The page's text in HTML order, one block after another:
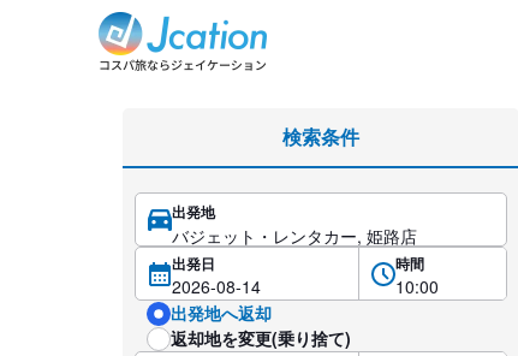
検索条件
出発地
出発日 時間
出発地へ返却
返却地を変更(乗り捨て)